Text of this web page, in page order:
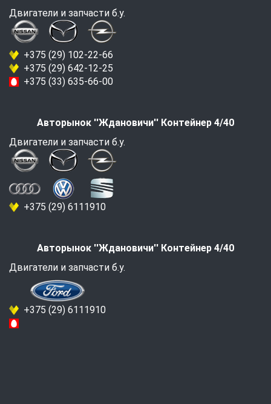
Двигатели и запчасти б.у.
+375 (29) 102-22-66
+375 (29) 642-12-25
+375 (33) 635-66-00
Авторынок ''Ждановичи'' Контейнер 4/40
Двигатели и запчасти б.у.
+375 (29) 6111910
Авторынок ''Ждановичи'' Контейнер 4/40
Двигатели и запчасти б.у.
+375 (29) 6111910